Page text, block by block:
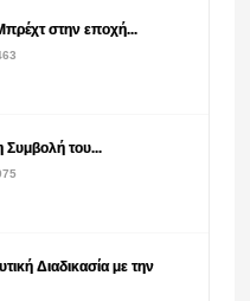
στην εποχή...
Συμβολή του...
Διαδικασία με την